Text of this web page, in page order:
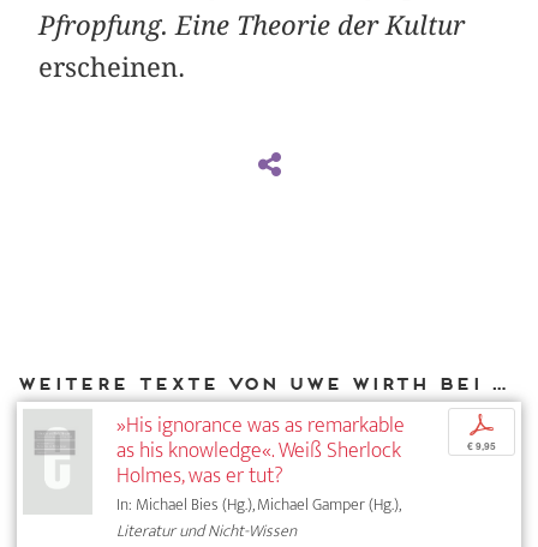
Pfropfung. Eine Theorie der Kultur
erscheinen.
Weitere Texte von Uwe Wirth bei DIAPHANES
»His ignorance was as remarkable
as his knowledge«. Weiß Sherlock
Holmes, was er tut?
In: Michael Bies (Hg.), Michael Gamper (Hg.),
Literatur und Nicht-Wissen
p
€ 9,95